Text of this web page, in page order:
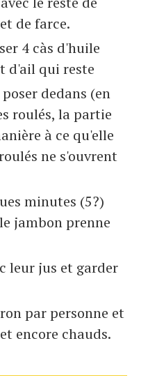
de farce.
4 càs d'huile
d'ail qui reste
dedans (en
roulés, la partie
à ce qu'elle
ne s'ouvrent
minutes (5?)
jambon prenne
leur jus et garder
par personne et
encore chauds.